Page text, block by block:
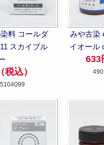
料 コールダ
スカイブル
税込）
みや古染
イオール
633